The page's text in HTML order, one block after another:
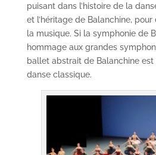
puisant dans l’histoire de la
et l’héritage de Balanchine,
la musique. Si la symphonie de
hommage aux grandes
ballet abstrait de Balanchine
danse classique.